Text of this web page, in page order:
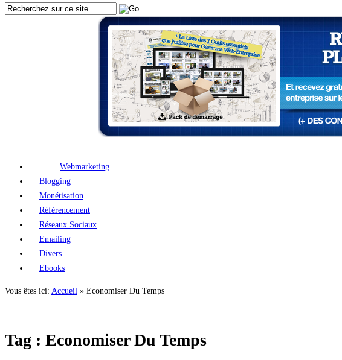
Webmarketing
Blogging
Monétisation
Référencement
Réseaux Sociaux
Emailing
Divers
Ebooks
Vous êtes ici: Accueil » Economiser Du Temps
Tag : Economiser Du Temps